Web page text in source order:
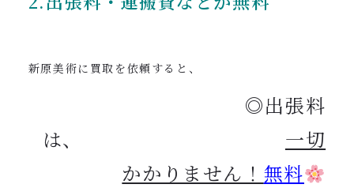
新原美術に買取を依頼すると、
◎出張料
は、 一切
かかりません！ 無料